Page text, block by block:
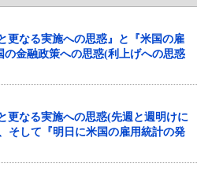
更なる実施への思惑』と『米国の雇
金融政策への思惑(利上げへの思惑
更なる実施への思惑(先週と週明けに
そして『明日に米国の雇用統計の発